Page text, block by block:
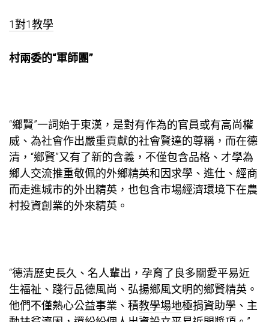
1對1教學
村兩委的“軍師團”
“鄉賢”一詞始于東漢，是對有作為的官員或有高尚權
威、為社會作出嚴重貢獻的社會賢達的尊稱，而在德
清，“鄉賢”又有了新的含義，不僅包含品格、才學為
鄉人交流推重敬佩的外鄉精英和因求學、進仕、經商
而走進城市的外出精英，也包含市場經濟環境下在農
村投資創業的外來精英。
“德清歷史長久、名人輩出，孕育了良多關愛平易近
生福祉、踐行品德風尚、弘揚鄉風文明的鄉賢精英。
他們不僅熱心公益事業、積教學場地極捐資助學、主